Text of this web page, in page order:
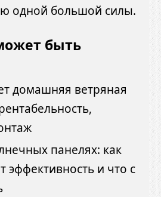
одной большой силы.
быть
домашняя ветряная
панелях: как
эффективность и что с